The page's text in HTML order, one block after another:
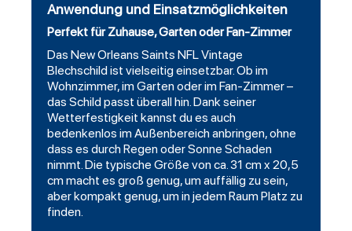
Anwendung und Einsatzmöglichkeiten
Perfekt für Zuhause, Garten oder Fan-Zimmer
Das New Orleans Saints NFL Vintage
Blechschild ist vielseitig einsetzbar. Ob im
Wohnzimmer, im Garten oder im Fan-Zimmer –
das Schild passt überall hin. Dank seiner
Wetterfestigkeit kannst du es auch
bedenkenlos im Außenbereich anbringen, ohne
dass es durch Regen oder Sonne Schaden
nimmt. Die typische Größe von ca. 31 cm x 20,5
cm macht es groß genug, um auffällig zu sein,
aber kompakt genug, um in jedem Raum Platz zu
finden.